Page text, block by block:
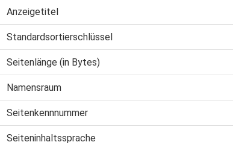
Anzeigetitel
Standardsortierschlüssel
Seitenlänge (in Bytes)
Namensraum
Seitenkennnummer
Seiteninhaltssprache